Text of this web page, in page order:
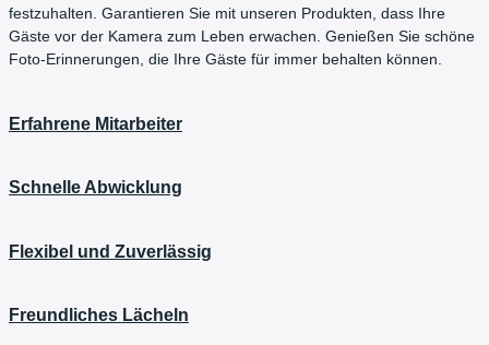
festzuhalten. Garantieren Sie mit unseren Produkten, dass Ihre
Gäste vor der Kamera zum Leben erwachen. Genießen Sie schöne
Foto-Erinnerungen, die Ihre Gäste für immer behalten können.
Erfahrene Mitarbeiter
Schnelle Abwicklung
Flexibel und Zuverlässig
Freundliches Lächeln